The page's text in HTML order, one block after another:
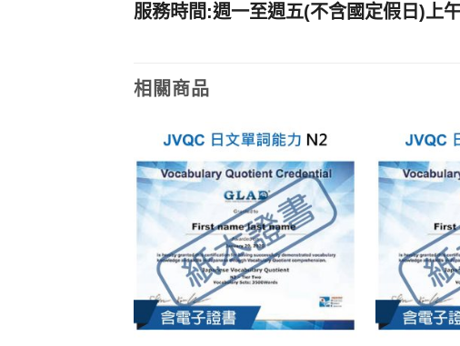
服務時間:週一至週五(不含國定假日)上
相關商品